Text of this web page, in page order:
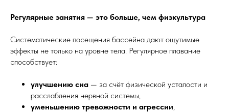
Регулярные занятия — это больше, чем физкультура
Систематические посещения бассейна дают ощутимые
эффекты не только на уровне тела. Регулярное плавание
способствует:
улучшению сна — за счёт физической усталости и
расслабления нервной системы,
уменьшению тревожности и агрессии,